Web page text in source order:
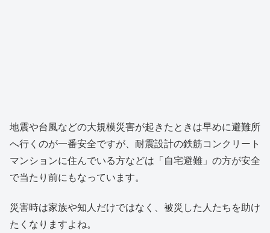
地震や台風などの大規模災害が起きたときは早めに避難所
へ行くのが一番安全ですが、耐震設計の鉄筋コンクリート
マンションに住んでいる方などは「自宅避難」の方が安全
で当たり前にもなっています。
災害時は家族や知人だけではなく、被災した人たちを助け
たくなりますよね。